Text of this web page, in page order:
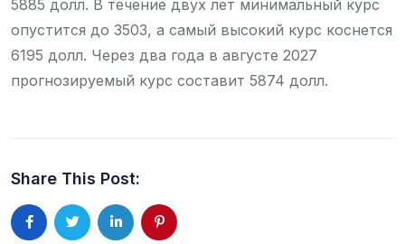
5885 долл. В течение двух лет минимальный курс
опустится до 3503, а самый высокий курс коснется
6195 долл. Через два года в августе 2027
прогнозируемый курс составит 5874 долл.
Share This Post: